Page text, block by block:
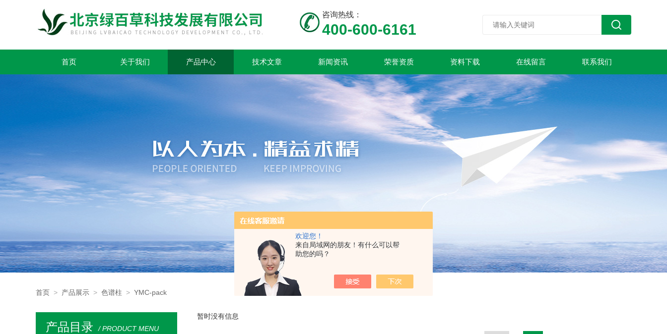
欢迎您！
来自局域网的朋友！有什么可以帮
助您的吗？
咨询热线：
400-600-6161
首页 关于我们 产品中心 技术文章 新闻资讯 荣誉资质 资料下载 在线留言 联系我们
首页 > 产品展示 > 色谱柱 > YMC-pack
产品目录 / PRODUCT MENU
暂时没有信息